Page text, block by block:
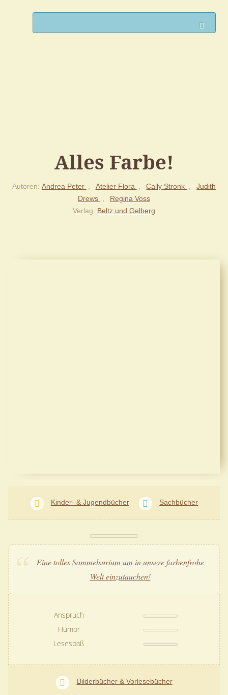
Alles Farbe!
Autoren Andrea Peter Atelier Flora Cally Stronk
Judith
Drews
Regina Voss
Verlag Beltz und Gelberg
Kinder- & Jugendbücher Sachbücher
Eine tolles Sammelsurium um in unsere farbenfrohe
Welt einzutauchen!
Anspruch
Humor
Lesespaß
Bilderbücher & Vorlesebücher